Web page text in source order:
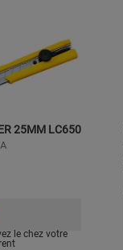
25MM LC650
le chez votre